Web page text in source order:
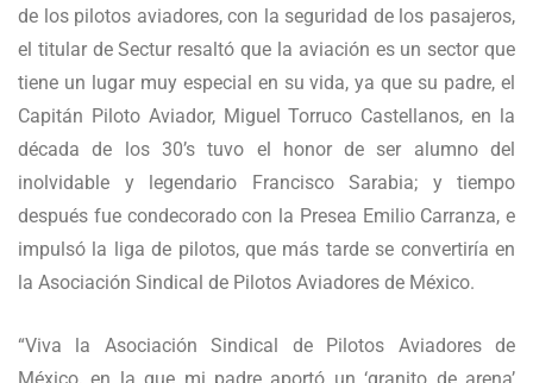
de los pilotos aviadores, con la seguridad de los pasajeros,
el titular de Sectur resaltó que la aviación es un sector que
tiene un lugar muy especial en su vida, ya que su padre, el
Capitán Piloto Aviador, Miguel Torruco Castellanos, en la
década de los 30’s tuvo el honor de ser alumno del
inolvidable y legendario Francisco Sarabia; y tiempo
después fue condecorado con la Presea Emilio Carranza, e
impulsó la liga de pilotos, que más tarde se convertiría en
la Asociación Sindical de Pilotos Aviadores de México.
“Viva la Asociación Sindical de Pilotos Aviadores de